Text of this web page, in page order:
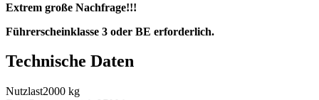
Extrem große Nachfrage!!!
Führerscheinklasse 3 oder BE erforderlich.
Technische Daten
Nutzlast2000 kg